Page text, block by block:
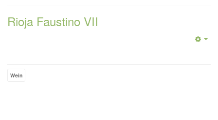
Rioja Faustino VII
Wein